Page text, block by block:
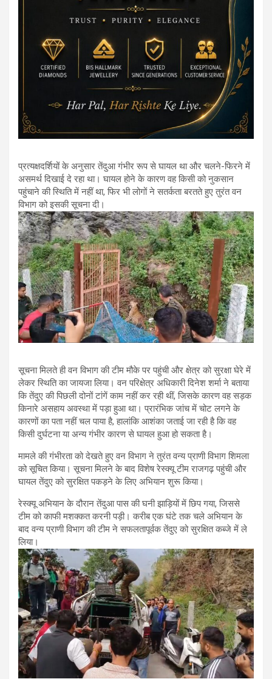
प्रत्यक्षदर्शियों के अनुसार तेंदुआ गंभीर रूप से घायल था और चलने-फिरने में
असमर्थ दिखाई दे रहा था। घायल होने के कारण वह किसी को नुकसान
पहुंचाने की स्थिति में नहीं था, फिर भी लोगों ने सतर्कता बरतते हुए तुरंत वन
विभाग को इसकी सूचना दी।
सूचना मिलते ही वन विभाग की टीम मौके पर पहुंची और क्षेत्र को सुरक्षा घेरे में
लेकर स्थिति का जायजा लिया। वन परिक्षेत्र अधिकारी दिनेश शर्मा ने बताया
कि तेंदुए की पिछली दोनों टांगें काम नहीं कर रही थीं, जिसके कारण वह सड़क
किनारे असहाय अवस्था में पड़ा हुआ था। प्रारंभिक जांच में चोट लगने के
कारणों का पता नहीं चल पाया है, हालांकि आशंका जताई जा रही है कि वह
किसी दुर्घटना या अन्य गंभीर कारण से घायल हुआ हो सकता है।
मामले की गंभीरता को देखते हुए वन विभाग ने तुरंत वन्य प्राणी विभाग शिमला
को सूचित किया। सूचना मिलने के बाद विशेष रेस्क्यू टीम राजगढ़ पहुंची और
घायल तेंदुए को सुरक्षित पकड़ने के लिए अभियान शुरू किया।
रेस्क्यू अभियान के दौरान तेंदुआ पास की घनी झाड़ियों में छिप गया, जिससे
टीम को काफी मशक्कत करनी पड़ी। करीब एक घंटे तक चले अभियान के
बाद वन्य प्राणी विभाग की टीम ने सफलतापूर्वक तेंदुए को सुरक्षित कब्जे में ले
लिया।